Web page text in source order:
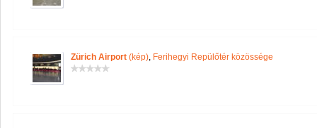
Zürich Airport (kép), Ferihegyi Repülőtér közössége